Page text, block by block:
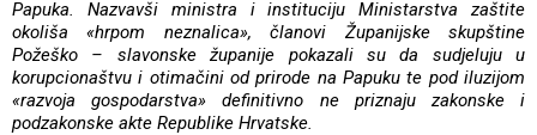
Papuka. Nazvavši ministra i instituciju Ministarstva zaštite
okoliša «hrpom neznalica», članovi Županijske skupštine
Požeško – slavonske županije pokazali su da sudjeluju u
korupcionaštvu i otimačini od prirode na Papuku te pod iluzijom
«razvoja gospodarstva» definitivno ne priznaju zakonske i
podzakonske akte Republike Hrvatske.